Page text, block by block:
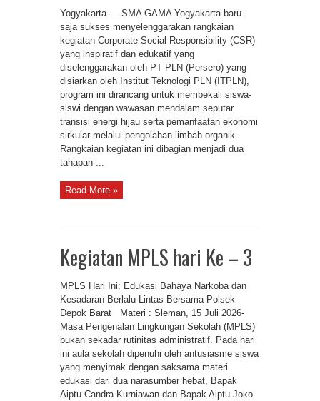
Yogyakarta — SMA GAMA Yogyakarta baru
saja sukses menyelenggarakan rangkaian
kegiatan Corporate Social Responsibility (CSR)
yang inspiratif dan edukatif yang
diselenggarakan oleh PT PLN (Persero) yang
disiarkan oleh Institut Teknologi PLN (ITPLN),
program ini dirancang untuk membekali siswa-
siswi dengan wawasan mendalam seputar
transisi energi hijau serta pemanfaatan ekonomi
sirkular melalui pengolahan limbah organik.
Rangkaian kegiatan ini dibagian menjadi dua
tahapan ...
Read More »
Kegiatan MPLS hari Ke – 3
MPLS Hari Ini: Edukasi Bahaya Narkoba dan
Kesadaran Berlalu Lintas Bersama Polsek
Depok Barat Materi : Sleman, 15 Juli 2026-
Masa Pengenalan Lingkungan Sekolah (MPLS)
bukan sekadar rutinitas administratif. Pada hari
ini aula sekolah dipenuhi oleh antusiasme siswa
yang menyimak dengan saksama materi
edukasi dari dua narasumber hebat, Bapak
Aiptu Candra Kurniawan dan Bapak Aiptu Joko